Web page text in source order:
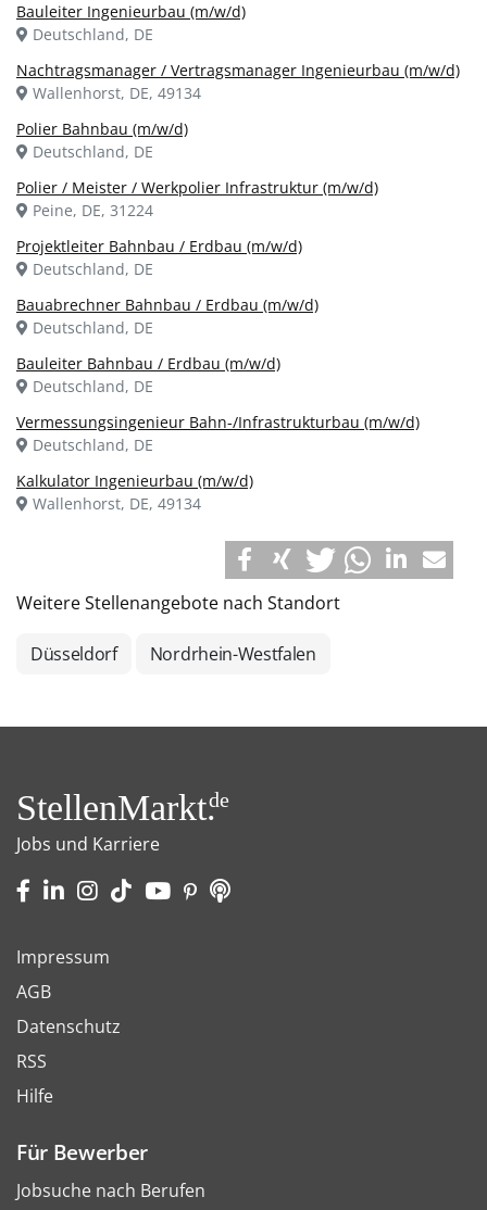
Bauleiter Ingenieurbau (m/w/d)
Deutschland, DE
Nachtragsmanager / Vertragsmanager Ingenieurbau (m/w/d)
Wallenhorst, DE, 49134
Polier Bahnbau (m/w/d)
Deutschland, DE
Polier / Meister / Werkpolier Infrastruktur (m/w/d)
Peine, DE, 31224
Projektleiter Bahnbau / Erdbau (m/w/d)
Deutschland, DE
Bauabrechner Bahnbau / Erdbau (m/w/d)
Deutschland, DE
Bauleiter Bahnbau / Erdbau (m/w/d)
Deutschland, DE
Vermessungsingenieur Bahn-/Infrastrukturbau (m/w/d)
Deutschland, DE
Kalkulator Ingenieurbau (m/w/d)
Wallenhorst, DE, 49134
Weitere Stellenangebote nach Standort
Düsseldorf Nordrhein-Westfalen
StellenMarkt.de
Jobs und Karriere
Impressum
AGB
Datenschutz
RSS
Hilfe
Für Bewerber
Jobsuche nach Berufen